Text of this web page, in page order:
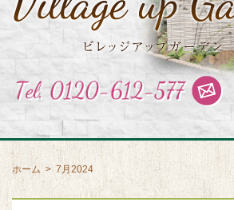
ホーム > 7月2024